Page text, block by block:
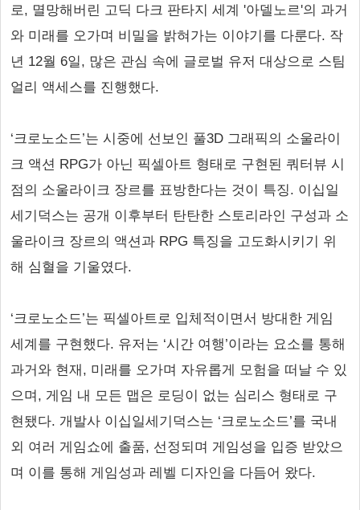
로, 멸망해버린 고딕 다크 판타지 세계 '아델노르'의 과거
와 미래를 오가며 비밀을 밝혀가는 이야기를 다룬다. 작
년 12월 6일, 많은 관심 속에 글로벌 유저 대상으로 스팀
얼리 액세스를 진행했다.
‘크로노소드’는 시중에 선보인 풀3D 그래픽의 소울라이
크 액션 RPG가 아닌 픽셀아트 형태로 구현된 쿼터뷰 시
점의 소울라이크 장르를 표방한다는 것이 특징. 이십일
세기덕스는 공개 이후부터 탄탄한 스토리라인 구성과 소
울라이크 장르의 액션과 RPG 특징을 고도화시키기 위
해 심혈을 기울였다.
‘크로노소드’는 픽셀아트로 입체적이면서 방대한 게임
세계를 구현했다. 유저는 ‘시간 여행’이라는 요소를 통해
과거와 현재, 미래를 오가며 자유롭게 모험을 떠날 수 있
으며, 게임 내 모든 맵은 로딩이 없는 심리스 형태로 구
현됐다. 개발사 이십일세기덕스는 ‘크로노소드’를 국내
외 여러 게임쇼에 출품, 선정되며 게임성을 입증 받았으
며 이를 통해 게임성과 레벨 디자인을 다듬어 왔다.